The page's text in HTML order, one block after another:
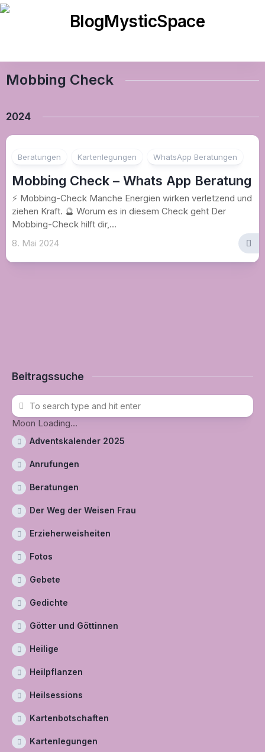
Skip
Mobbing Check
2024
Beratungen Kartenlegungen WhatsApp Beratungen
Mobbing Check – Whats App Beratung
⚡ Mobbing-Check Manche Energien wirken verletzend und
ziehen Kraft. 🔮 Worum es in diesem Check geht Der
Mobbing-Check hilft dir,...
8. Mai 2024
Beitragssuche
Moon Loading...
Adventskalender 2025
Anrufungen
Beratungen
Der Weg der Weisen Frau
Erzieherweisheiten
Fotos
Gebete
Gedichte
Götter und Göttinnen
Heilige
Heilpflanzen
Heilsessions
Kartenbotschaften
Kartenlegungen